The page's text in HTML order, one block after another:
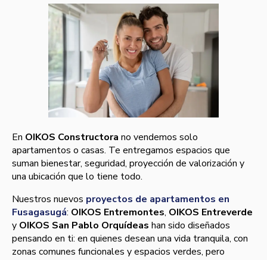
En OIKOS Constructora no vendemos solo
apartamentos o casas. Te entregamos espacios que
suman bienestar, seguridad, proyección de valorización y
una ubicación que lo tiene todo.
Nuestros nuevos proyectos de apartamentos en
Fusagasugá: OIKOS Entremontes, OIKOS Entreverde
y OIKOS San Pablo Orquídeas han sido diseñados
pensando en ti: en quienes desean una vida tranquila, con
zonas comunes funcionales y espacios verdes, pero